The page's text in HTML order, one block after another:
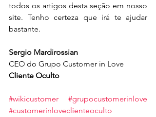
todos os artigos desta seção em nosso
site. Tenho certeza que irá te ajudar
bastante.
Sergio Mardirossian
CEO do Grupo Customer in Love
Cliente Oculto
#wikicustomer
#grupocustomerinlove
#customerinloveclienteoculto